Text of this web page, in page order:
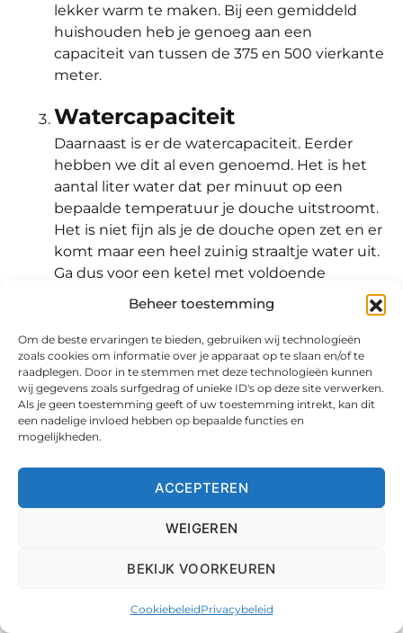
Beheer toestemming
Om de beste ervaringen te bieden, gebruiken wij technologieën
zoals cookies om informatie over je apparaat op te slaan en/of te
raadplegen. Door in te stemmen met deze technologieën kunnen
wij gegevens zoals surfgedrag of unieke ID's op deze site verwerken.
Als je geen toestemming geeft of uw toestemming intrekt, kan dit
een nadelige invloed hebben op bepaalde functies en
mogelijkheden.
ACCEPTEREN
WEIGEREN
BEKIJK VOORKEUREN
CookiebeleidPrivacybeleid
lekker warm te maken. Bij een gemiddeld
huishouden heb je genoeg aan een
capaciteit van tussen de 375 en 500 vierkante
meter.
Watercapaciteit
Daarnaast is er de watercapaciteit. Eerder
hebben we dit al even genoemd. Het is het
aantal liter water dat per minuut op een
bepaalde temperatuur je douche uitstroomt.
Het is niet fijn als je de douche open zet en er
komt maar een heel zuinig straaltje water uit.
Ga dus voor een ketel met voldoende
watercapaciteit. Ook is dit een extra
aandachtspunt wanneer je een speciale
douchekop zoals een stortdouche hebt. Dan
wil je het gevoel hebben dat je onder een
waterval staat en niet onder een straaltje
zoals je oma de planten water geeft.
Geluidsniveau
Het hangt af van jouw situatie of je dit van
belang vindt. Het kan zijn dat je cv-ketel op
een plek hangt waar je slaapt, eet of werkt.
Dan is het wel zo prettig dat deze niet een
een cv-ketel bedraagt tussen de pakweg 40
gesprek ervaar je ongeveer 50 dB. Tenzij je